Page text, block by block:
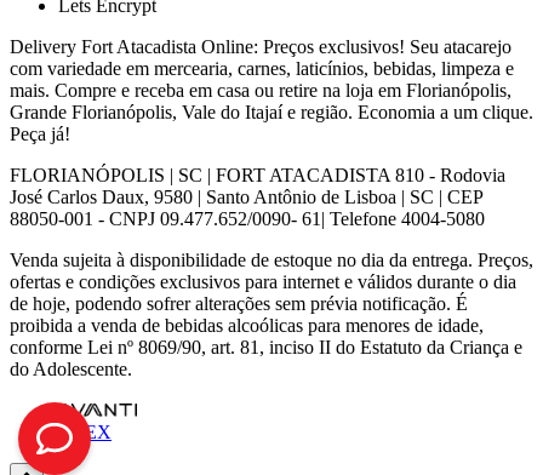
Lets Encrypt
Delivery Fort Atacadista Online: Preços exclusivos! Seu atacarejo
com variedade em mercearia, carnes, laticínios, bebidas, limpeza e
mais. Compre e receba em casa ou retire na loja em Florianópolis,
Grande Florianópolis, Vale do Itajaí e região. Economia a um clique.
Peça já!
FLORIANÓPOLIS | SC | FORT ATACADISTA 810 - Rodovia
José Carlos Daux, 9580 | Santo Antônio de Lisboa | SC | CEP
88050-001 - CNPJ 09.477.652/0090- 61| Telefone 4004-5080
Venda sujeita à disponibilidade de estoque no dia da entrega. Preços,
ofertas e condições exclusivos para internet e válidos durante o dia
de hoje, podendo sofrer alterações sem prévia notificação. É
proibida a venda de bebidas alcoólicas para menores de idade,
conforme Lei nº 8069/90, art. 81, inciso II do Estatuto da Criança e
do Adolescente.
VTEX